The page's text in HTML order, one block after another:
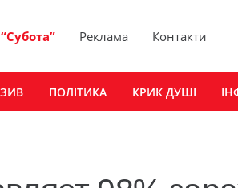
Реклама Контакти
ПОЛІТИКА КРИК ДУШІ